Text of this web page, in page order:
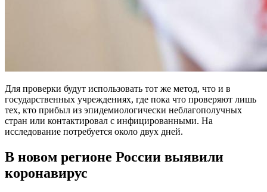
Для проверки будут использовать тот же метод, что и в
государственных учреждениях, где пока что проверяют лишь
тех, кто прибыл из эпидемиологически неблагополучных
стран или контактировал с инфицированными. На
исследование потребуется около двух дней.
В новом регионе России выявили
коронавирус